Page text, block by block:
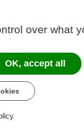
over what
OK, accept all